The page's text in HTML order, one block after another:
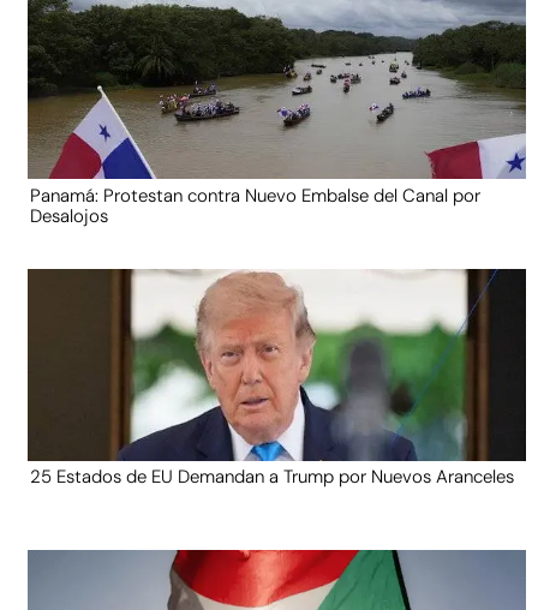
Panamá: Protestan contra Nuevo Embalse del Canal por
Desalojos
25 Estados de EU Demandan a Trump por Nuevos Aranceles